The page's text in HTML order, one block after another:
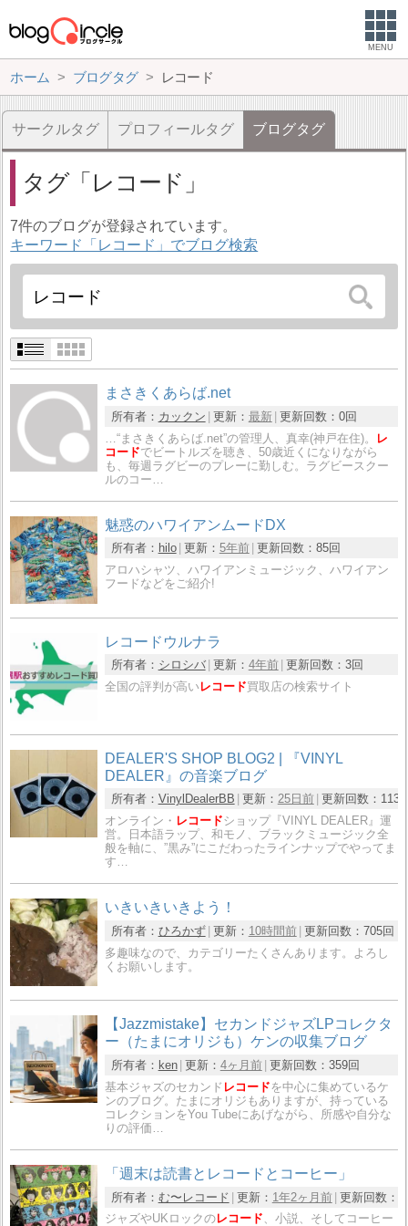
MENU
ホーム ブログタグ レコード
サークルタグ プロフィールタグ ブログタグ
タグ レコード
7件のブログが登録されています。
キーワード「レコード」でブログ検索
まさきくあらば.net
所有者： カックン 更新： 最新 更新回数： 0回
…“まさきくあらば.net”の管理人、真幸(神戸在住)。
レ
コードでビートルズを聴き、50歳近くになりながら
も、毎週ラグビーのプレーに勤しむ。ラグビースクー
ルのコー…
魅惑のハワイアンムードDX
所有者： hilo 更新： 5年前 更新回数： 85回
アロハシャツ、ハワイアンミュージック、ハワイアン
フードなどをご紹介!
レコードウルナラ
所有者： シロシバ 更新： 4年前 更新回数： 3回
全国の評判が高い レコード買取店の検索サイト
DEALER'S SHOP BLOG2 | 『VINYL
DEALER』の音楽ブログ
所有者： VinylDealerBB 更新： 25日前 更新回数： 113
オンライン・ レコードショップ『VINYL DEALER』運
営。日本語ラップ、和モノ、ブラックミュージック全
般を軸に、”黒み”にこだわったラインナップでやってま
す…
いきいきいきよう！
所有者： ひろかず 更新： 10時間前 更新回数： 705回
多趣味なので、カテゴリーたくさんあります。よろし
くお願いします。
【Jazzmistake】セカンドジャズLPコレクタ
ー（たまにオリジも）ケンの収集ブログ
所有者： ken 更新： 4ヶ月前 更新回数： 359回
基本ジャズのセカンド レコードを中心に集めているケ
ンのブログ。たまにオリジもありますが、持っている
コレクションをYou Tubeにあげながら、所感や自分な
りの評価…
「週末は読書とレコードとコーヒー」
所有者： む〜レコード 更新： 1年2ヶ月前 更新回数：
ジャズやUKロックのレコード、小説、そしてコーヒー